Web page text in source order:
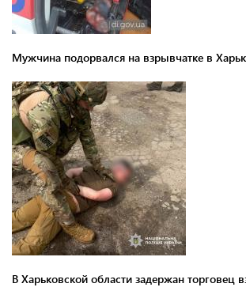
Мужчина подорвался на взрывчатке в
В Харьковской области задержан торговец